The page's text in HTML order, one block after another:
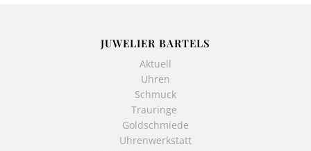
JUWELIER BARTELS
Aktuell
Uhren
Schmuck
Trauringe
Goldschmiede
Uhrenwerkstatt